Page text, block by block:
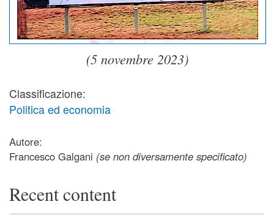
(5 novembre 2023)
Classificazione:
Politica ed economia
Autore:
Francesco Galgani (se non diversamente specificato)
Recent content